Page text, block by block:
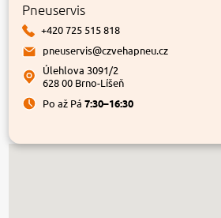
Pneuservis
+420 725 515 818
pneuservis@czvehapneu.cz
Úlehlova 3091/2
628 00 Brno-Líšeň
Po až Pá7:30–16:30